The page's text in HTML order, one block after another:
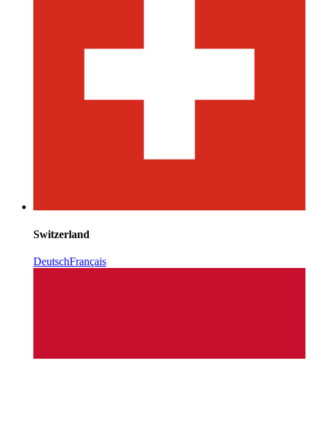
Switzerland
DeutschFrançais